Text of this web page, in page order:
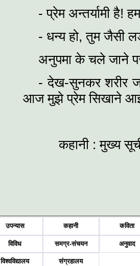
- प्रेम अन्तर्यामी है!
- धन्य हो, तुम जैसी
अनुपमा के चले जाने
- देख-सुनकर शरीर
आज मुझे प्रेम सिखाने
कहानी : मुख्य
उपन्यास कहानी कविता
विविध समग्र-संचयन अनुवाद
विश्वविद्यालय संग्रहालय